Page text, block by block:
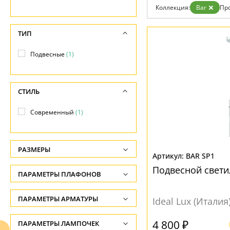
Дизайнерам
Бренды
Коллекция: Bar
BAR SP1
Подвесной
Ideal Lux
4 800 ₽
ТИП
Подвесные(1)
СТИЛЬ
Современный (1)
РАЗМЕРЫ
Высота, см
-
Диаметр, см
-
ПАРАМЕТРЫ ПЛАФОНОВ
ФОРМА ПЛАФОНА
Цилиндр(1)
ПАРАМЕТРЫ АРМАТУРЫ
ЦВЕТ АРМАТУРЫ
ПАРАМЕТРЫ ЛАМПОЧЕК